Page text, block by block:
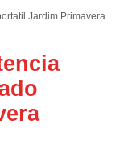
Jardim Primavera